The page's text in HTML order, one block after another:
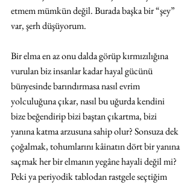
etmem mümkün değil. Burada başka bir “şey”
var, şerh düşüyorum.
Bir elma en az onu dalda görüp kırmızılığına
vurulan biz insanlar kadar hayal gücünü
bünyesinde barındırmasa nasıl evrim
yolculuğuna çıkar, nasıl bu uğurda kendini
bize beğendirip bizi baştan çıkartma, bizi
yanına katma arzusuna sahip olur? Sonsuza dek
çoğalmak, tohumlarını kâinatın dört bir yanına
saçmak her bir elmanın yegâne hayali değil mi?
Peki ya periyodik tablodan rastgele seçtiğim